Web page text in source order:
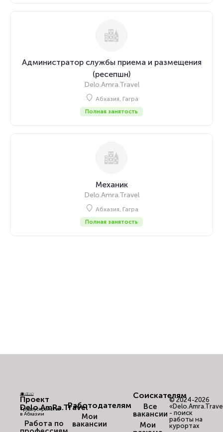
Администратор службы приема и размещения
(ресепшн)
Delo.Amra.Travel
Абхазия, Гагра
Полная занятость
Механик
Delo.Amra.Travel
Абхазия, Гагра
Полная занятость
Проект
Delo.AmRa.Travel
Трудоустройство
в Абхазии
Работа по
Работодателям
Мои
вакансии
Соискателям
Все
вакансии
Мои
© 2024-2026
- поиск
работы на
курортах